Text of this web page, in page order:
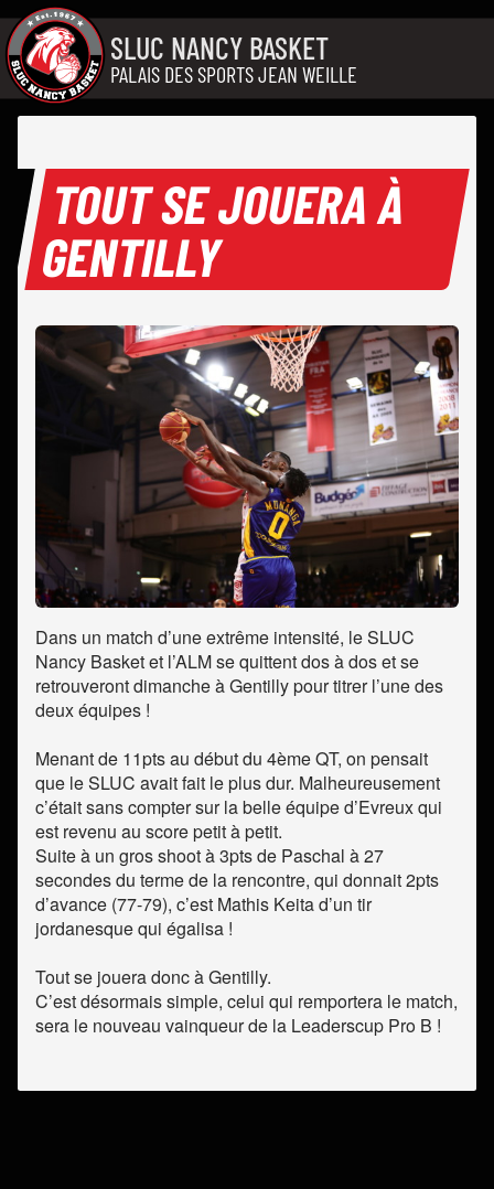
Aller au contenu
SLUC NANCY BASKET
PALAIS DES SPORTS JEAN WEILLE
TOUT SE JOUERA À
GENTILLY
Dans un match d’une extrême intensité, le SLUC
Nancy Basket et l’ALM se quittent dos à dos et se
retrouveront dimanche à Gentilly pour titrer l’une des
deux équipes !
Menant de 11pts au début du 4ème QT, on pensait
que le SLUC avait fait le plus dur. Malheureusement
c’était sans compter sur la belle équipe d’Evreux qui
est revenu au score petit à petit.
Suite à un gros shoot à 3pts de Paschal à 27
secondes du terme de la rencontre, qui donnait 2pts
d’avance (77-79), c’est Mathis Keita d’un tir
jordanesque qui égalisa !
Tout se jouera donc à Gentilly.
C’est désormais simple, celui qui remportera le match,
sera le nouveau vainqueur de la Leaderscup Pro B !